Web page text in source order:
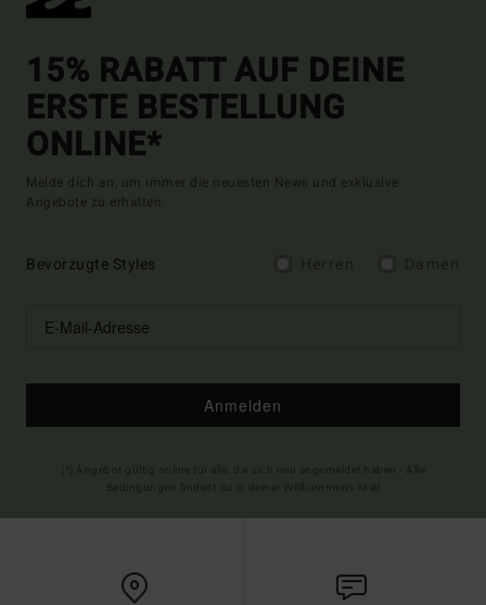
15% RABATT AUF DEINE
ERSTE BESTELLUNG
ONLINE*
Melde dich an, um immer die neuesten News und exklusive
Angebote zu erhalten.
Bevorzugte Styles
Anmelden